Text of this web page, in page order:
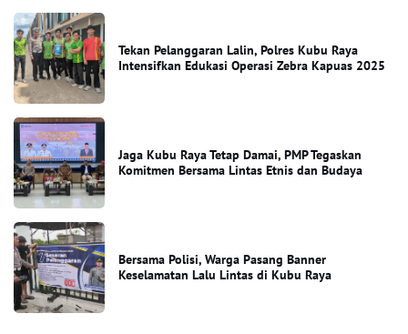
Tekan Pelanggaran Lalin, Polres Kubu Raya
Intensifkan Edukasi Operasi Zebra Kapuas 2025
Jaga Kubu Raya Tetap Damai, PMP Tegaskan
Komitmen Bersama Lintas Etnis dan Budaya
Bersama Polisi, Warga Pasang Banner
Keselamatan Lalu Lintas di Kubu Raya